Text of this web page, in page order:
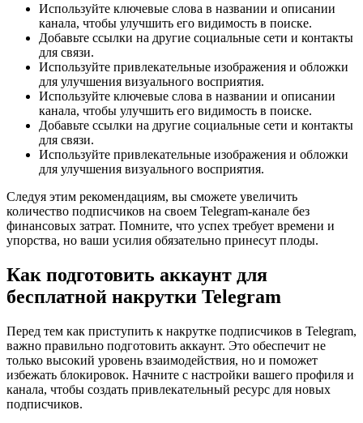
Используйте ключевые слова в названии и описании
канала, чтобы улучшить его видимость в поиске.
Добавьте ссылки на другие социальные сети и контакты
для связи.
Используйте привлекательные изображения и обложки
для улучшения визуального восприятия.
Используйте ключевые слова в названии и описании
канала, чтобы улучшить его видимость в поиске.
Добавьте ссылки на другие социальные сети и контакты
для связи.
Используйте привлекательные изображения и обложки
для улучшения визуального восприятия.
Следуя этим рекомендациям, вы сможете увеличить
количество подписчиков на своем Telegram-канале без
финансовых затрат. Помните, что успех требует времени и
упорства, но ваши усилия обязательно принесут плоды.
Как подготовить аккаунт для
бесплатной накрутки Telegram
Перед тем как приступить к накрутке подписчиков в Telegram,
важно правильно подготовить аккаунт. Это обеспечит не
только высокий уровень взаимодействия, но и поможет
избежать блокировок. Начните с настройки вашего профиля и
канала, чтобы создать привлекательный ресурс для новых
подписчиков.